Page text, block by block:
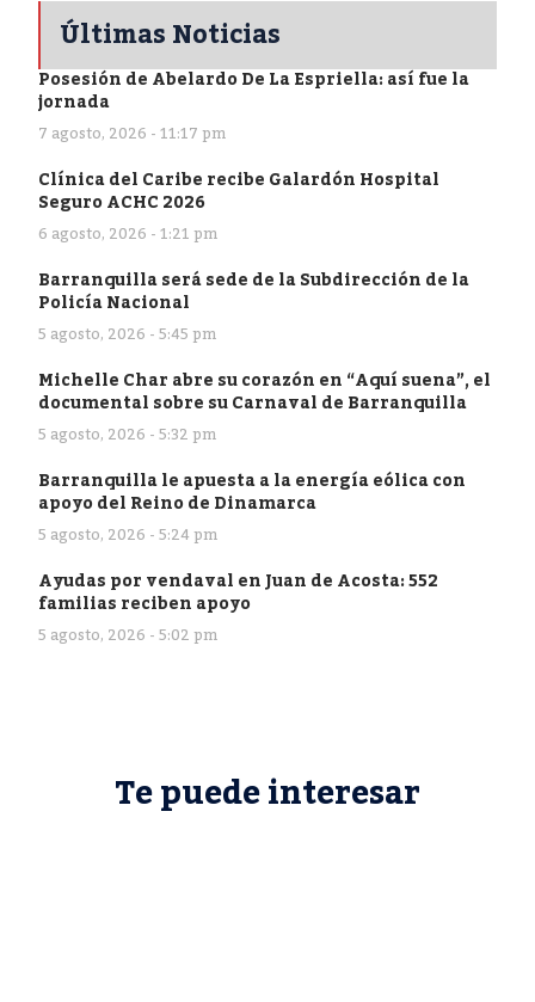
Últimas Noticias
Posesión de Abelardo De La Espriella: así fue la
jornada
7 agosto, 2026 - 11:17 pm
Clínica del Caribe recibe Galardón Hospital
Seguro ACHC 2026
6 agosto, 2026 - 1:21 pm
Barranquilla será sede de la Subdirección de la
Policía Nacional
5 agosto, 2026 - 5:45 pm
Michelle Char abre su corazón en “Aquí suena”, el
documental sobre su Carnaval de Barranquilla
5 agosto, 2026 - 5:32 pm
Barranquilla le apuesta a la energía eólica con
apoyo del Reino de Dinamarca
5 agosto, 2026 - 5:24 pm
Ayudas por vendaval en Juan de Acosta: 552
familias reciben apoyo
5 agosto, 2026 - 5:02 pm
Te puede interesar